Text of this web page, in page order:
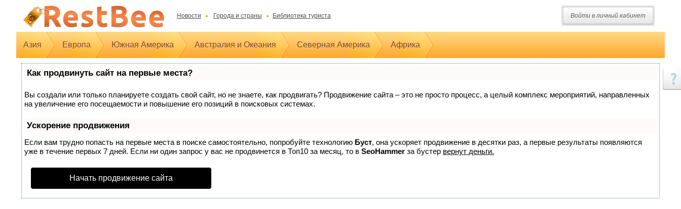
Новости Города и страны Библиотека туриста Войти в личный кабинет
Азия Европа Южная Америка Австралия и Океания Северная Америка Африка
Как продвинуть сайт на первые места?
Вы создали или только планируете создать свой сайт, но не знаете, как продвигать? Продвижение сайта – это не просто процесс, а целый комплекс мероприятий, направленных
на увеличение его посещаемости и повышение его позиций в поисковых системах.
Ускорение продвижения
Если вам трудно попасть на первые места в поиске самостоятельно, попробуйте технологию Буст, она ускоряет продвижение в десятки раз, а первые результаты появляются
уже в течение первых 7 дней. Если ни один запрос у вас не продвинется в Топ10 за месяц, то в SeoHammer за бустер вернут деньги.
Начать продвижение сайта